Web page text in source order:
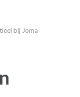
bij Joma